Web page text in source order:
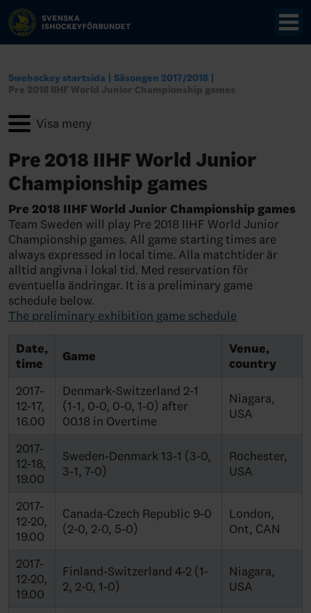
Swehockey startsida
Säsongen 2017/2018
Pre 2018 IIHF World Junior Championship games
Pre 2018 IIHF World Junior
Championship games
Pre 2018 IIHF World Junior Championship games
Team Sweden will play Pre 2018 IIHF World Junior
Championship games. All game starting times are
always expressed in local time. Alla matchtider är
alltid angivna i lokal tid. Med reservation för
eventuella ändringar. It is a preliminary game
schedule below.
The preliminary exhibition game schedule
Date,
time
Game
Venue,
country
2017-
12-17,
16.00
Denmark-Switzerland 2-1
(1-1, 0-0, 0-0, 1-0) after
00.18 in Overtime
Niagara,
USA
2017-
12-18,
19.00
Sweden-Denmark 13-1 (3-0,
3-1, 7-0)
Rochester,
USA
2017-
12-20,
19.00
Canada-Czech Republic 9-0
(2-0, 2-0, 5-0)
London,
Ont, CAN
2017-
12-20,
19.00
Finland-Switzerland 4-2 (1-
2, 2-0, 1-0)
Niagara,
USA